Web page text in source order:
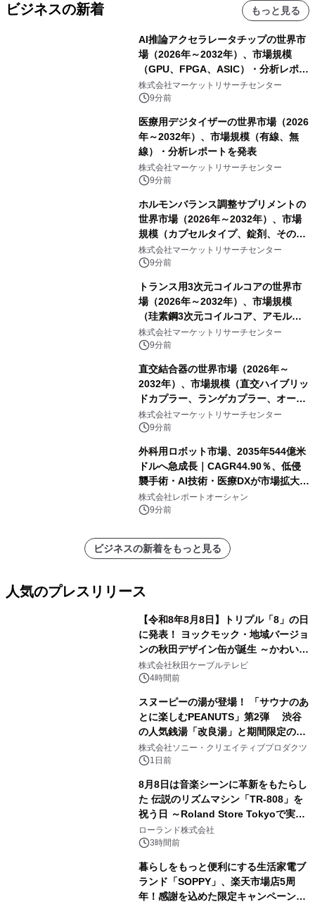
ビジネスの新着 もっと見る
AI推論アクセラレータチップの世界市
場（2026年～2032年）、市場規模
（GPU、FPGA、ASIC）・分析レポー
トを発表
株式会社マーケットリサーチセンター
9分前
医療用デジタイザーの世界市場（2026
年～2032年）、市場規模（有線、無
線）・分析レポートを発表
株式会社マーケットリサーチセンター
9分前
ホルモンバランス調整サプリメントの
世界市場（2026年～2032年）、市場
規模（カプセルタイプ、錠剤、その
他）・分析レポートを発表
株式会社マーケットリサーチセンター
9分前
トランス用3次元コイルコアの世界市
場（2026年～2032年）、市場規模
（珪素鋼3次元コイルコア、アモルフ
ァス合金3次元コイルコア）・分析レ
ポートを発表
株式会社マーケットリサーチセンター
9分前
直交結合器の世界市場（2026年～
2032年）、市場規模（直交ハイブリッ
ドカプラー、ランゲカプラー、オーバ
ーレイカプラー、その他）・分析レポ
ートを発表
株式会社マーケットリサーチセンター
9分前
外科用ロボット市場、2035年544億米
ドルへ急成長｜CAGR44.90％、低侵
襲手術・AI技術・医療DXが市場拡大を
牽引
株式会社レポートオーシャン
9分前
ビジネスの新着をもっと見る
人気のプレスリリース
【令和8年8月8日】トリプル「8」の日
に発表！ ヨックモック・地域バージョ
ンの秋田デザイン缶が誕生 ～かわいい
秋田犬の子犬と秋田の四季と名所を巡
るパッケージ～ 9月1日(火)秋田県内で
株式会社秋田ケーブルテレビ
4時間前
スヌーピーの湯が登場！ 「サウナのあ
とに楽しむPEANUTS」第2弾 渋谷
の人気銭湯「改良湯」と期間限定のコ
ラボレーション サウナイキタイコラ
ボグッズも発売決定！
株式会社ソニー・クリエイティブプロダクツ
1日前
8月8日は音楽シーンに革新をもたらし
た 伝説のリズムマシン「TR-808」を
祝う日 ～Roland Store Tokyoで実機
を展示しての 記念キャンペーンを開
催 英国ラジオ「NTS」の 特別プログ
アーティストを フィーチャーしたアニ
メーションを公開～
ローランド株式会社
3時間前
暮らしをもっと便利にする生活家電ブ
ランド「SOPPY」、楽天市場店5周
年！感謝を込めた限定キャンペーンを